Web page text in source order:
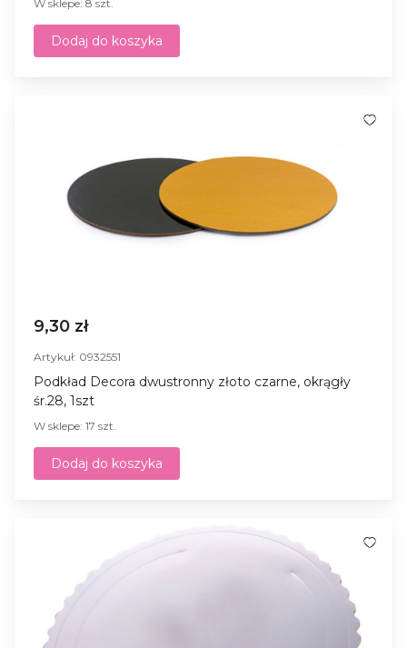
W sklepe: 8 szt.
Dodaj do koszyka
9,30 zł
Artykuł: 0932551
Podkład Decora dwustronny złoto czarne, okrągły
śr.28, 1szt
W sklepe: 17 szt.
Dodaj do koszyka